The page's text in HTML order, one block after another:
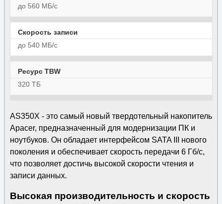
до 560 МБ/с
Скорость записи
до 540 МБ/с
Ресурс TBW
320 ТБ
AS350X - это самый новый твердотельный накопитель
Apacer, предназначенный для модернизации ПК и
ноутбуков. Он обладает интерфейсом SATA III нового
поколения и обеспечивает скорость передачи 6 Гб/с,
что позволяет достичь высокой скорости чтения и
записи данных.
Высокая производительность и скорость